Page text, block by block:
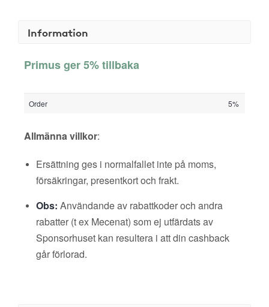
Information
Primus ger 5% tillbaka
Order 5%
Allmänna villkor:
Ersättning ges i normalfallet inte på moms,
försäkringar, presentkort och frakt.
Obs: Användande av rabattkoder och andra
rabatter (t ex Mecenat) som ej utfärdats av
Sponsorhuset kan resultera i att din cashback
går förlorad.